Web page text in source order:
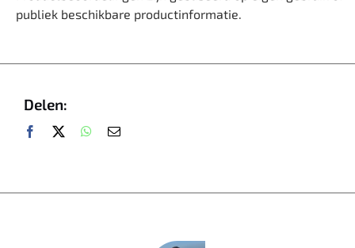
publiek beschikbare productinformatie.
Delen: